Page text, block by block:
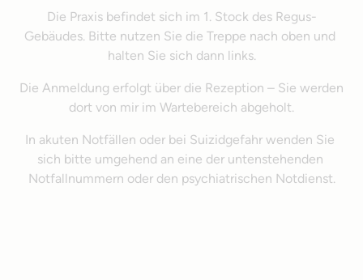
Die Praxis befindet sich im 1. Stock des Regus-
Gebäudes. Bitte nutzen Sie die Treppe nach oben und
halten Sie sich dann links.
Die Anmeldung erfolgt über die Rezeption – Sie werden
dort von mir im Wartebereich abgeholt.
In akuten Notfällen oder bei Suizidgefahr wenden Sie
sich bitte umgehend an eine der untenstehenden
Notfallnummern oder den psychiatrischen Notdienst.